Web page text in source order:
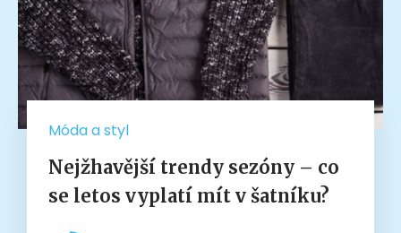
Móda a styl
Nejžhavější trendy sezóny – co
se letos vyplatí mít v šatníku?